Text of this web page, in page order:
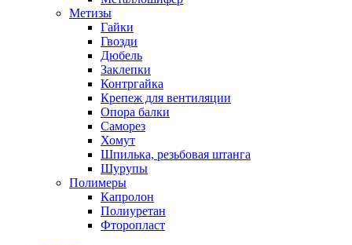
Метизы
Гайки
Гвозди
Дюбель
Заклепки
Контргайка
Крепеж для вентиляции
Опора балки
Саморез
Хомут
Шпилька, резьбовая штанга
Шурупы
Полимеры
Капролон
Полиуретан
Фторопласт